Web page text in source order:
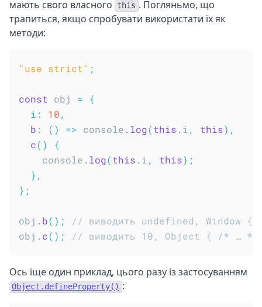
мають свого власного
this . Погляньмо, що
трапиться, якщо спробувати використати їх як
методи:
"use strict" ;
const obj =
{
i : 10,
b : ( ) => console . log(this . i , this) ,
c( )
{
    console
. log(this . i , this) ;
} ,
} ;
obj . b( ) ;
// виводить undefined, Window
obj . c( ) ; // виводить 10, Object { /* …
Ось іще один приклад, цього разу із застосуванням
Object.defineProperty() :